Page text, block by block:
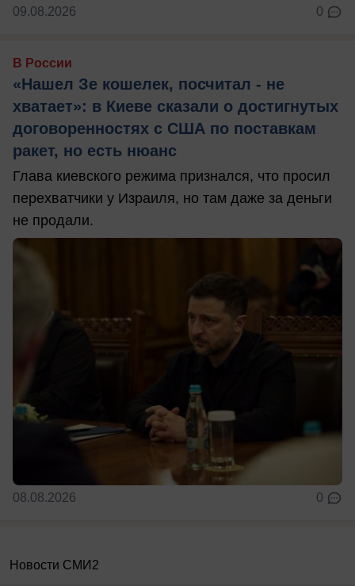
09.08.2026 0
В России
«Нашел Зе кошелек, посчитал - не
хватает»: в Киеве сказали о достигнутых
договоренностях с США по поставкам
ракет, но есть нюанс
Глава киевского режима признался, что просил
перехватчики у Израиля, но там даже за деньги
не продали.
08.08.2026 0
Новости СМИ2